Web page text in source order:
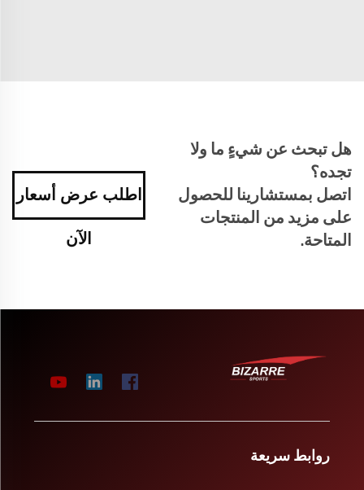
هل تبحث عن شيءٍ ما ولا
تجده؟
اتصل بمستشارينا للحصول
على مزيد من المنتجات
المتاحة.
اطلب عرض أسعار
الآن
روابط سريعة